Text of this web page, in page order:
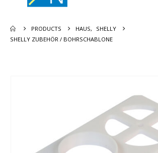
PRODUCTS HAUS,
SHELLY
SHELLY ZUBEHÖR / BOHRSCHABLONE